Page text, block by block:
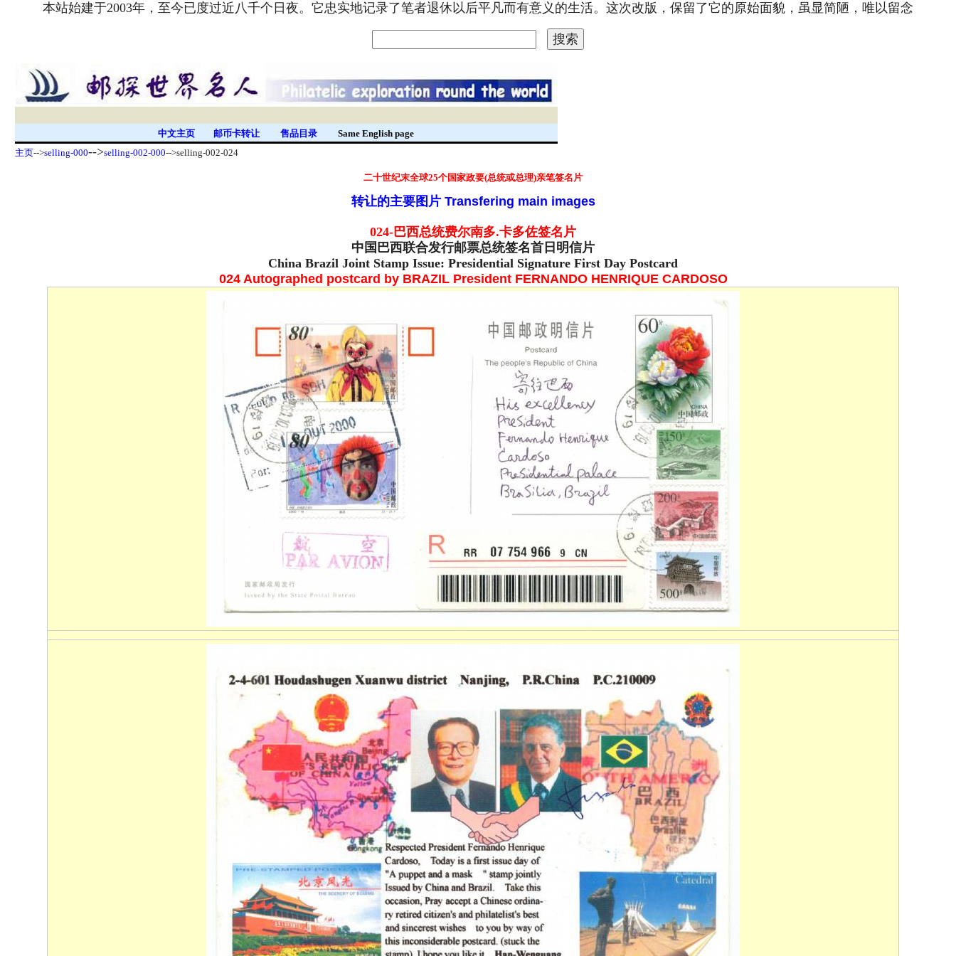
本站始建于2003年，至今已度过近八千个日夜。它忠实地记录了笔者退休以后平凡而有意义的生活。这次改版，保留了它的原始面貌，虽显简陋，唯以留念
中文主页 邮币卡转让 售品目录
Same English page
主页-->selling-000-->selling-002-000-->selling-002-024
二十世纪末全球25个国家政要(总统或总理)亲笔签名片
转让的主要图片 Transfering main images
024-巴西总统费尔南多.卡多佐签名片
中国巴西联合发行邮票总统签名首日明信片
China Brazil Joint Stamp Issue: Presidential Signature First Day Postcard
024 Autographed postcard byBRAZIL President FERNANDO HENRIQUE CARDOSO